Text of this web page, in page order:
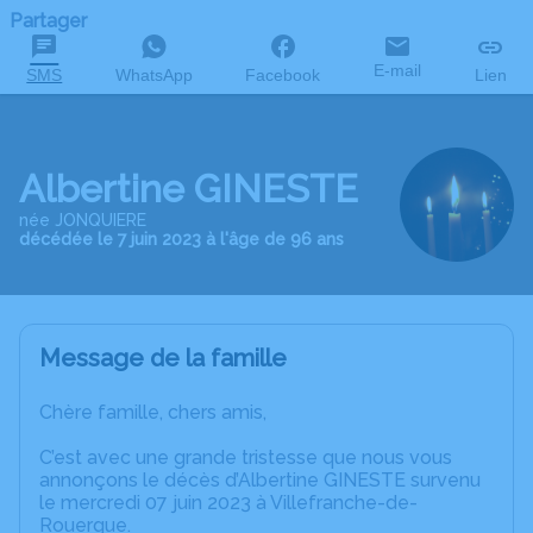
Partager
SMS WhatsApp Facebook E-mail Lien
Albertine GINESTE
née JONQUIERE
décédée le 7 juin 2023 à l'âge de 96 ans
Message de la famille
Chère famille, chers amis,
C’est avec une grande tristesse que nous vous
annonçons le décès d’Albertine GINESTE survenu
le mercredi 07 juin 2023 à Villefranche-de-
Rouergue.